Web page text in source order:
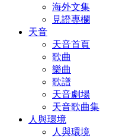
海外文集
見證專欄
天音
天音首頁
歌曲
樂曲
歌譜
天音劇場
天音歌曲集
人與環境
人與環境